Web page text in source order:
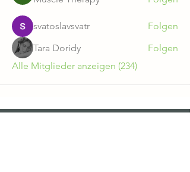
svatoslavsvatr
Folgen
Tara Doridy
Folgen
Alle Mitglieder anzeigen (234)